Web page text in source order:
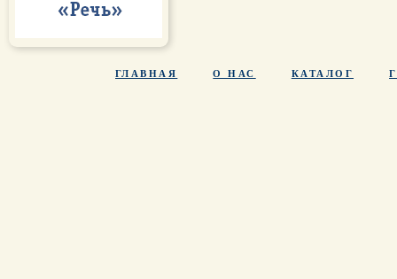
ГЛАВНАЯ О НАС КАТАЛОГ